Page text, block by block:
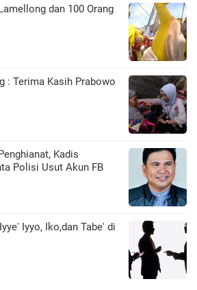
dan 100 Orang
: Terima Kasih Prabowo
Kadis
Polisi Usut Akun FB
Iyyo, Iko,dan Tabe' di